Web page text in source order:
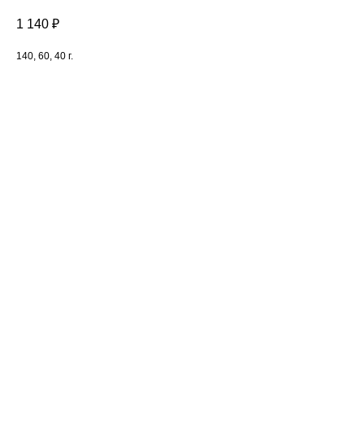
1 140 ₽
140, 60, 40 г.